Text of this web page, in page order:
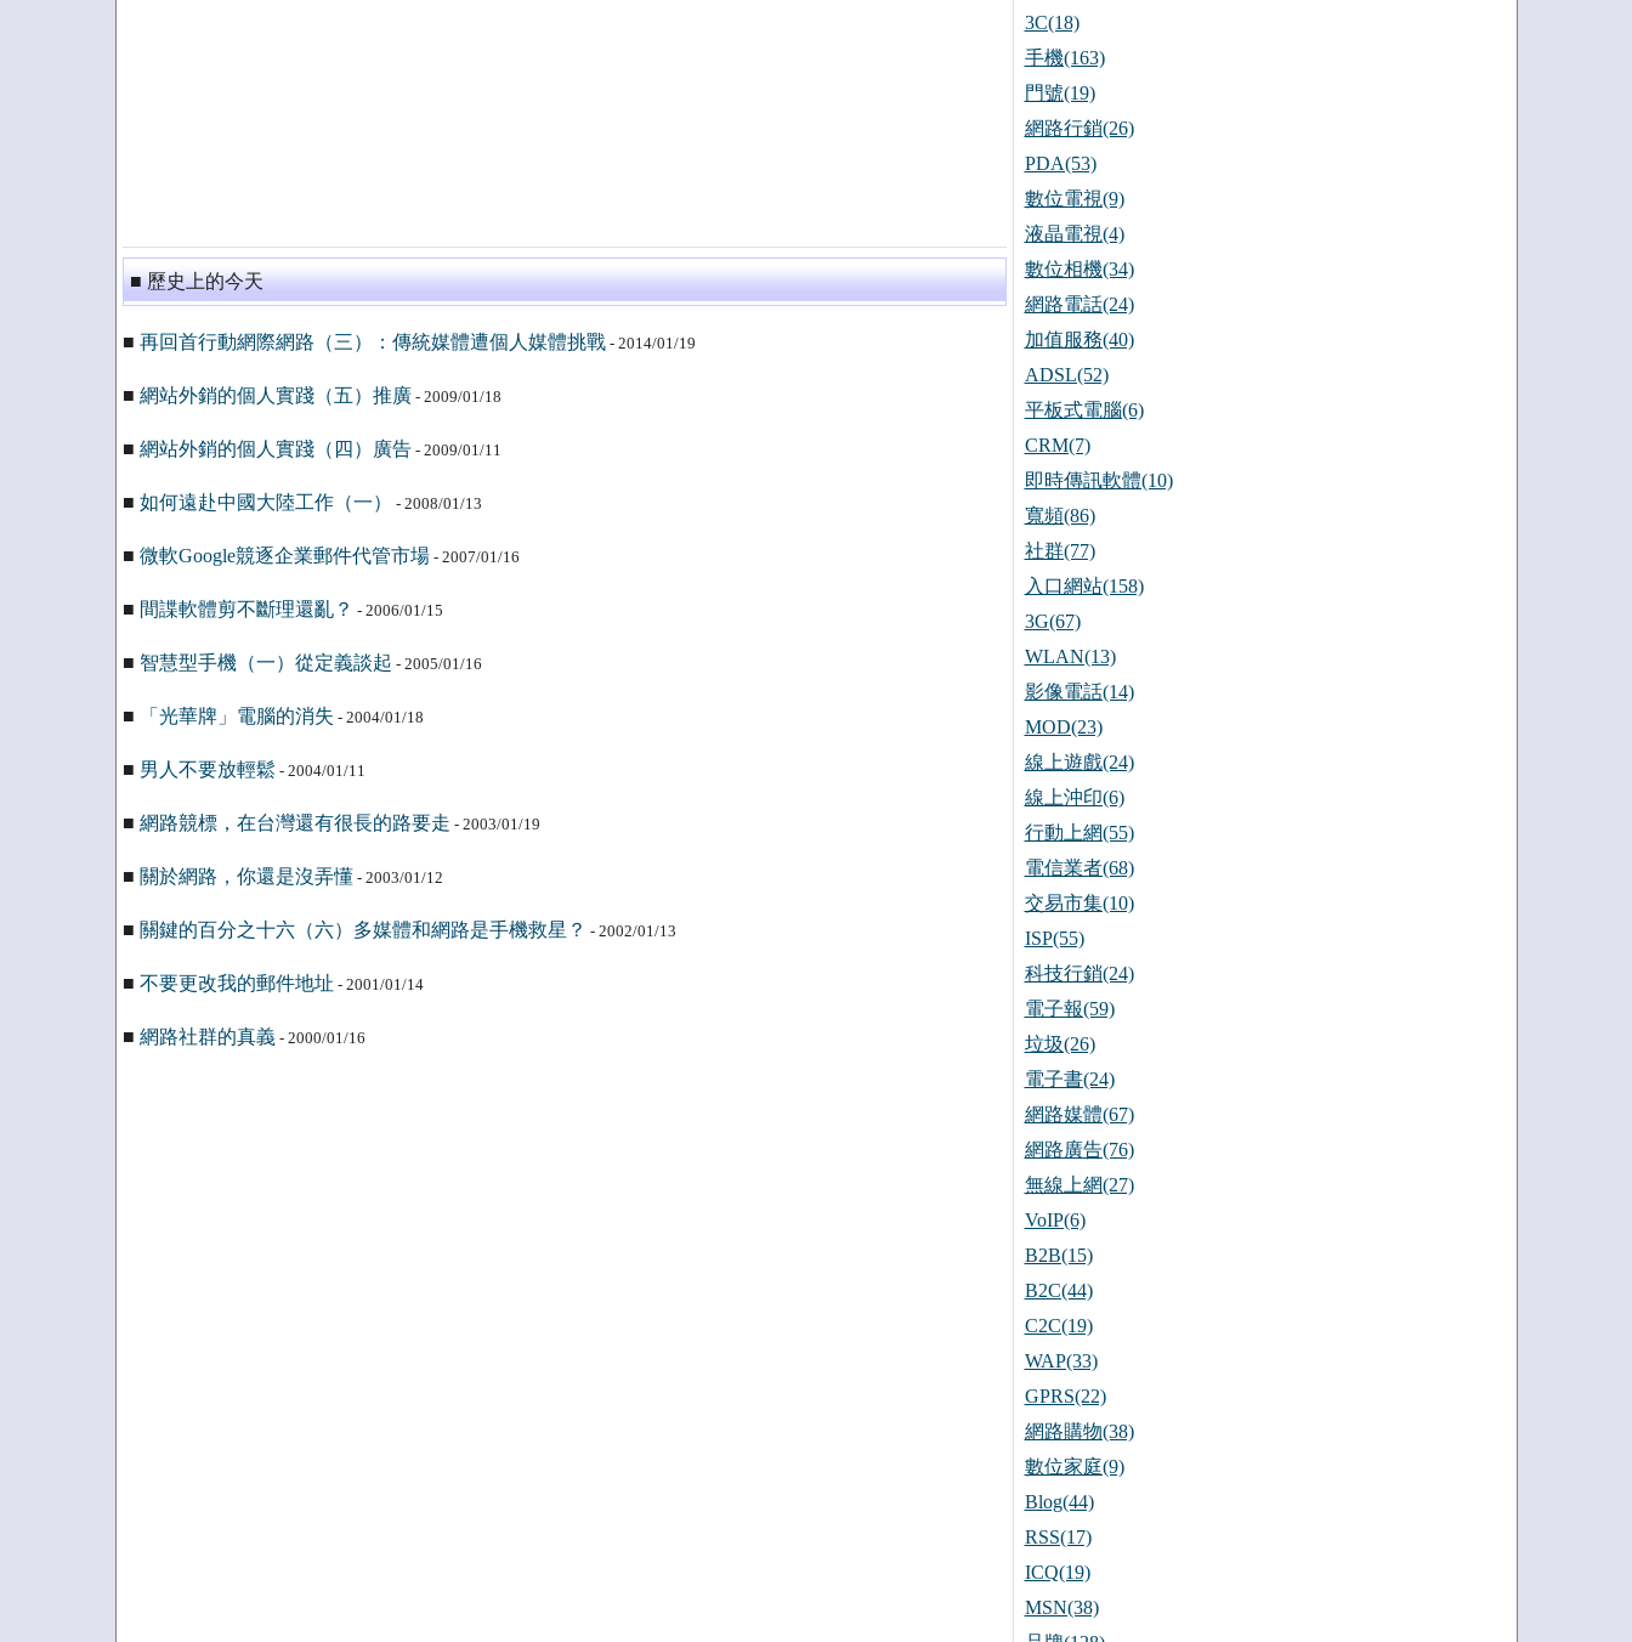
■ 歷史上的今天
■ 再回首行動網際網路（三）：傳統媒體遭個人媒體挑戰- 2014/01/19
■ 網站外銷的個人實踐（五）推廣- 2009/01/18
■ 網站外銷的個人實踐（四）廣告- 2009/01/11
■ 如何遠赴中國大陸工作（一） - 2008/01/13
■ 微軟Google競逐企業郵件代管市場- 2007/01/16
■ 間諜軟體剪不斷理還亂？ - 2006/01/15
■ 智慧型手機（一）從定義談起 - 2005/01/16
■ 「光華牌」電腦的消失 - 2004/01/18
■ 男人不要放輕鬆 - 2004/01/11
■ 網路競標，在台灣還有很長的路要走 - 2003/01/19
■ 關於網路，你還是沒弄懂 - 2003/01/12
■ 關鍵的百分之十六（六）多媒體和網路是手機救星？ - 2002/01/13
■ 不要更改我的郵件地址 - 2001/01/14
■ 網路社群的真義- 2000/01/16
3C(18)
手機(163)
門號(19)
網路行銷(26)
PDA(53)
數位電視(9)
液晶電視(4)
數位相機(34)
網路電話(24)
加值服務(40)
ADSL(52)
平板式電腦(6)
CRM(7)
即時傳訊軟體(10)
寬頻(86)
社群(77)
入口網站(158)
3G(67)
WLAN(13)
影像電話(14)
MOD(23)
線上遊戲(24)
線上沖印(6)
行動上網(55)
電信業者(68)
交易市集(10)
ISP(55)
科技行銷(24)
電子報(59)
垃圾(26)
電子書(24)
網路媒體(67)
網路廣告(76)
無線上網(27)
VoIP(6)
B2B(15)
B2C(44)
C2C(19)
WAP(33)
GPRS(22)
網路購物(38)
數位家庭(9)
Blog(44)
RSS(17)
ICQ(19)
MSN(38)